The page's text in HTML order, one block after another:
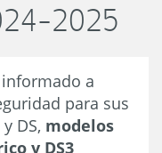
2025
a
para sus
DS, modelos
y DS3